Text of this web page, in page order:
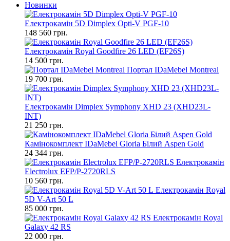
Новинки
Електрокамін 5D Dimplex Opti-V PGF-10
148 560 грн.
Електрокамін Royal Goodfire 26 LED (EF26S)
14 500 грн.
Портал IDaMebel Montreal
19 700 грн.
Електрокамін Dimplex Symphony XHD 23 (XHD23L-
INT)
21 250 грн.
Камінокомплект IDaMebel Gloria Білий Aspen Gold
24 344 грн.
Електрокамін
Electrolux EFP/P-2720RLS
10 560 грн.
Електрокамін Royal
5D V-Art 50 L
85 000 грн.
Електрокамін Royal
Galaxy 42 RS
22 000 грн.